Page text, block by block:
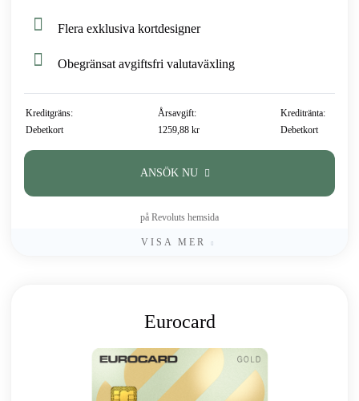
Flera exklusiva kortdesigner
Obegränsat avgiftsfri valutaväxling
Kreditgräns:
Debetkort
Årsavgift:
1259,88 kr
Kreditränta:
Debetkort
ANSÖK NU
på Revoluts hemsida
VISA MER
Eurocard